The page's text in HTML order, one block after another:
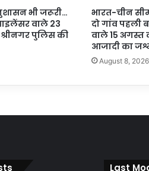
भी जरूरी…
वाले 23
पुलिस की
भारत-चीन
दो गांव पहली
वाले 15
आजादी का
August 8, 2026
Last